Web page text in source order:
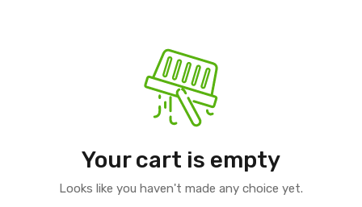
Your cart is empty
Looks like you haven't made any choice yet.